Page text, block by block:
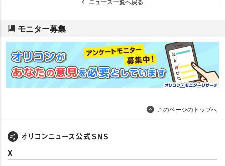
モニター募集
このページのトップへ
X